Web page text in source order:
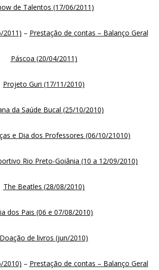
de Talentos (17/06/2011)
2011) – Prestação de contas – Balanço Geral
Páscoa (20/04/2011)
Projeto Guri (17/11/2010)
da Saúde Bucal (25/10/2010)
e Dia dos Professores (06/10/21010)
Rio Preto-Goiânia (10 a 12/09/2010)
The Beatles (28/08/2010)
dos Pais (06 e 07/08/2010)
Doação de livros (jun/2010)
2010) – Prestação de contas – Balanço Geral